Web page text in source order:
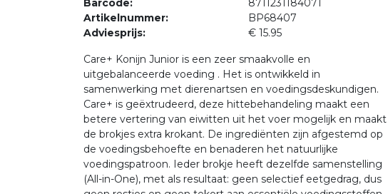
Barcode:
8711231184071
Artikelnummer:
BP68407
Adviesprijs:
€ 15.95
Care+ Konijn Junior is een zeer smaakvolle en
uitgebalanceerde voeding . Het is ontwikkeld in
samenwerking met dierenartsen en voedingsdeskundigen.
Care+ is geëxtrudeerd, deze hittebehandeling maakt een
betere vertering van eiwitten uit het voer mogelijk en maakt
de brokjes extra krokant. De ingrediënten zijn afgestemd op
de voedingsbehoefte en benaderen het natuurlijke
voedingspatroon. Ieder brokje heeft dezelfde samenstelling
(All-in-One), met als resultaat: geen selectief eetgedrag, dus